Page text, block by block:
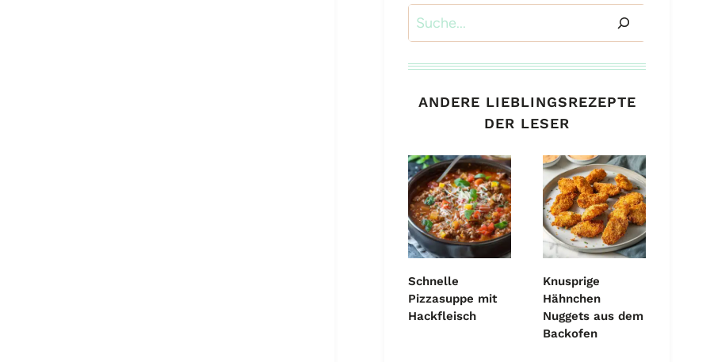
Suchen
ANDERE LIEBLINGSREZEPTE
DER LESER
Schnelle
Pizzasuppe mit
Hackfleisch
Knusprige
Hähnchen
Nuggets aus dem
Backofen